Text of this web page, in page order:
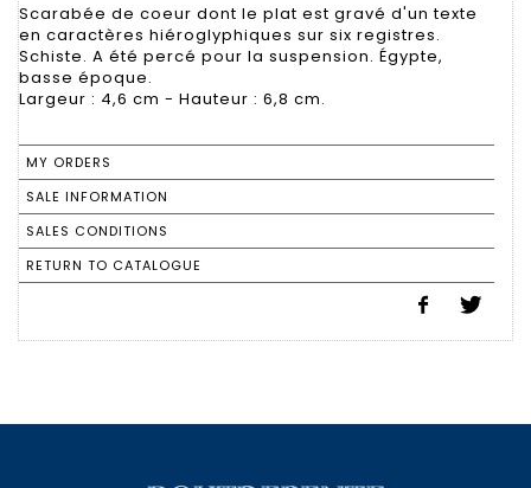
Scarabée de coeur dont le plat est gravé d'un texte
en caractères hiéroglyphiques sur six registres.
Schiste. A été percé pour la suspension. Égypte,
basse époque.
Largeur : 4,6 cm - Hauteur : 6,8 cm.
MY ORDERS
SALE INFORMATION
SALES CONDITIONS
RETURN TO CATALOGUE